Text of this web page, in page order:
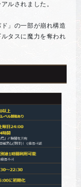
ルされました。
」の一部が崩れ構造
タスに魔力を奪われ